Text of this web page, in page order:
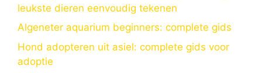
leukste dieren eenvoudig tekenen
Algeneter aquarium beginners: complete gids
Hond adopteren uit asiel: complete gids voor
adoptie